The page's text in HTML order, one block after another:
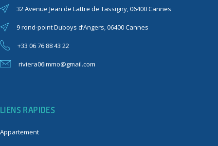
32 Avenue Jean de Lattre de Tassigny, 06400 Cannes
9 rond-point Duboys d’Angers, 06400 Cannes
+33 06 76 88 43 22
riviera06immo@gmail.com
LIENS RAPIDES
Appartement